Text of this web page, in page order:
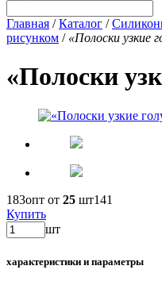
Главная /Каталог /
рисунком / «Полоски узкие
«Полоски
183опт от 25 шт141
Купить
шт
характеристики и параметры